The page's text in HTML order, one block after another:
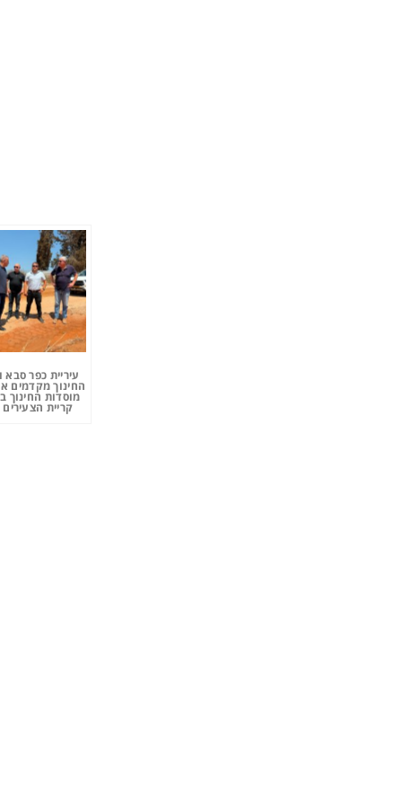
עיריית כפר
החינוך מקדמים
מוסדות החינוך
קריית